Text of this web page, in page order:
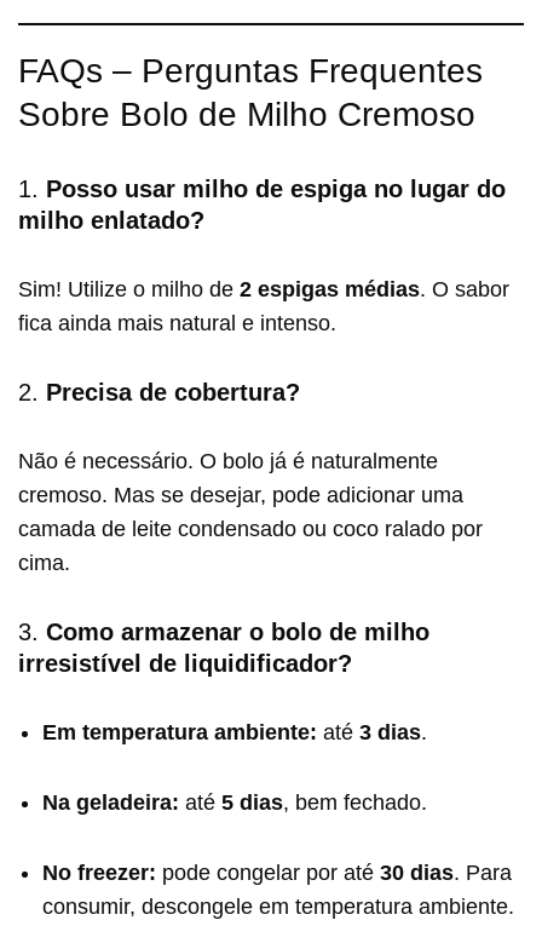
FAQs – Perguntas Frequentes
Sobre Bolo de Milho Cremoso
1. Posso usar milho de espiga no lugar do
milho enlatado?
Sim! Utilize o milho de 2 espigas médias. O sabor
fica ainda mais natural e intenso.
2. Precisa de cobertura?
Não é necessário. O bolo já é naturalmente
cremoso. Mas se desejar, pode adicionar uma
camada de leite condensado ou coco ralado por
cima.
3. Como armazenar o bolo de milho
irresistível de liquidificador?
Em temperatura ambiente: até 3 dias.
Na geladeira: até 5 dias, bem fechado.
No freezer: pode congelar por até 30 dias. Para
consumir, descongele em temperatura ambiente.